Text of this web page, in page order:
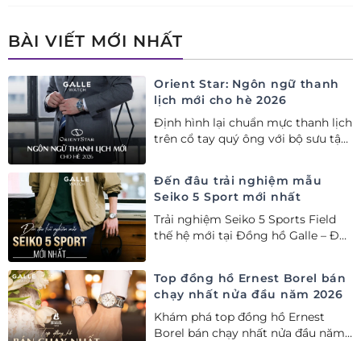
BÀI VIẾT MỚI NHẤT
Orient Star: Ngôn ngữ thanh
lịch mới cho hè 2026
Định hình lại chuẩn mực thanh lịch
trên cổ tay quý ông với bộ sưu tập
Đến đâu trải nghiệm mẫu
Seiko 5 Sport mới nhất
Trải nghiệm Seiko 5 Sports Field
thế hệ mới tại Đồng hồ Galle – Đại
Top đồng hồ Ernest Borel bán
chạy nhất nửa đầu năm 2026
Khám phá top đồng hồ Ernest
Borel bán chạy nhất nửa đầu năm